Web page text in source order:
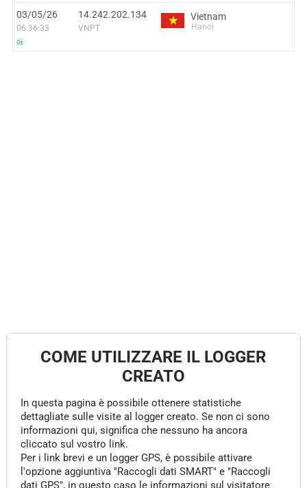
03/05/26
06:36:33
0s
14.242.202.134
VNPT
Vietnam
Hanoi
COME UTILIZZARE IL LOGGER
CREATO
In questa pagina è possibile ottenere statistiche
dettagliate sulle visite al logger creato. Se non ci sono
informazioni qui, significa che nessuno ha ancora
cliccato sul vostro link.
Per i link brevi e un logger GPS, è possibile attivare
l'opzione aggiuntiva "Raccogli dati SMART" e "Raccogli
dati GPS", in questo caso le informazioni sul visitatore